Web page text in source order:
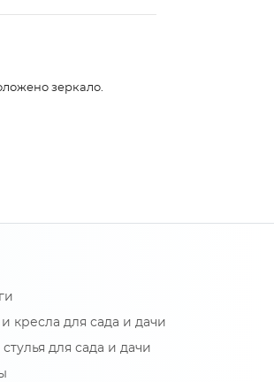
зеркало.
кресла для сада и дачи
для сада и дачи